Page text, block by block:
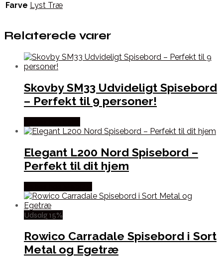
Farve Lyst Træ
Relaterede varer
Skovby SM33 Udvideligt Spisebord
– Perfekt til 9 personer!
Elegant L200 Nord Spisebord –
Perfekt til dit hjem
Udsalg 15%
Rowico Carradale Spisebord i Sort
Metal og Egetræ